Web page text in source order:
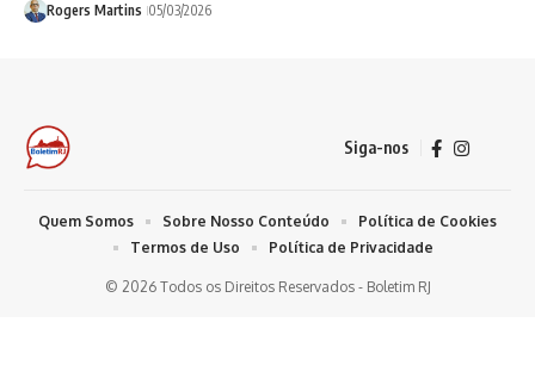
Rogers Martins 05/03/2026
Siga-nos
© 2026 Todos os Direitos Reservados - Boletim RJ
Quem Somos Sobre Nosso Conteúdo
Política de Cookies
Termos de Uso
Política de Privacidade